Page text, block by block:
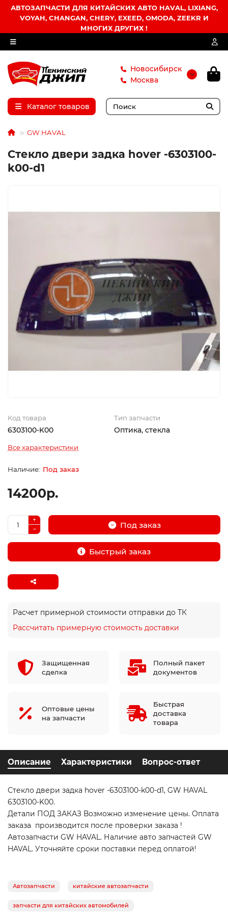
АВТОЗАПЧАСТИ ДЛЯ КИТАЙСКИХ АВТО HAVAL, LIXIANG,
VOYAH, CHANGAN, CHERY, EXEED, OMODA, ZEEKR И
МНОГИХ ДРУГИХ !
Новосибирск
Москва
Каталог товаров
GW HAVAL
Стекло двери задка hover -6303100-
k00-d1
Код товара
6303100-K00
Тип запчасти
Оптика, стекла
Все характеристики
Под заказ
14200р.
Под заказ
Быстрый заказ
Расчет примерной стоимости отправки до ТК
Рассчитать примерную стоимость доставки
Защищенная
сделка
Полный пакет
документов
Оптовые цены
на запчасти
Быстрая
доставка
товара
Описание Характеристики Вопрос-ответ
Стекло двери задка hover -6303100-k00-d1, GW HAVAL
6303100-K00.
Детали ПОД ЗАКАЗ Возможно изменение цены. Оплата
заказа производится после проверки заказа !
Автозапчасти GW HAVAL. Наличие авто запчастей GW
HAVAL. Уточняйте сроки поставки перед оплатой!
Автозапчасти китайские автозапчасти
запчасти для китайских автомобилей